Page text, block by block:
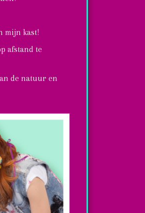
mijn kast!
afstand te
de natuur en